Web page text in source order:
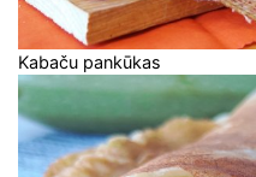
Kabaču pankūkas